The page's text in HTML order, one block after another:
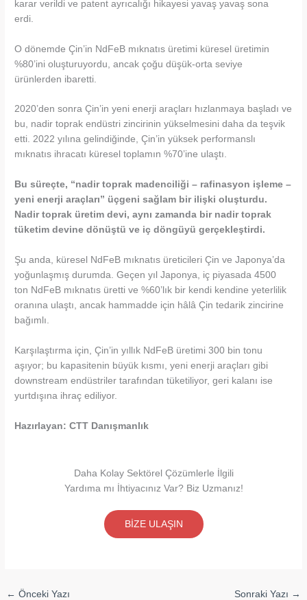
karar verildi ve patent ayrıcalığı hikayesi yavaş yavaş sona
erdi.
O dönemde Çin’in NdFeB mıknatıs üretimi küresel üretimin
%80’ini oluşturuyordu, ancak çoğu düşük-orta seviye
ürünlerden ibaretti.
2020’den sonra Çin’in yeni enerji araçları hızlanmaya başladı ve
bu, nadir toprak endüstri zincirinin yükselmesini daha da teşvik
etti. 2022 yılına gelindiğinde, Çin’in yüksek performanslı
mıknatıs ihracatı küresel toplamın %70’ine ulaştı.
Bu süreçte, “nadir toprak madenciliği – rafinasyon işleme –
yeni enerji araçları” üçgeni sağlam bir ilişki oluşturdu.
Nadir toprak üretim devi, aynı zamanda bir nadir toprak
tüketim devine dönüştü ve iç döngüyü gerçekleştirdi.
Şu anda, küresel NdFeB mıknatıs üreticileri Çin ve Japonya’da
yoğunlaşmış durumda. Geçen yıl Japonya, iç piyasada 4500
ton NdFeB mıknatıs üretti ve %60’lık bir kendi kendine yeterlilik
oranına ulaştı, ancak hammadde için hâlâ Çin tedarik zincirine
bağımlı.
Karşılaştırma için, Çin’in yıllık NdFeB üretimi 300 bin tonu
aşıyor; bu kapasitenin büyük kısmı, yeni enerji araçları gibi
downstream endüstriler tarafından tüketiliyor, geri kalanı ise
yurtdışına ihraç ediliyor.
Hazırlayan: CTT Danışmanlık
Daha Kolay Sektörel Çözümlerle İlgili
Yardıma mı İhtiyacınız Var? Biz Uzmanız!​
BİZE ULAŞIN
← Önceki Yazı Sonraki Yazı →